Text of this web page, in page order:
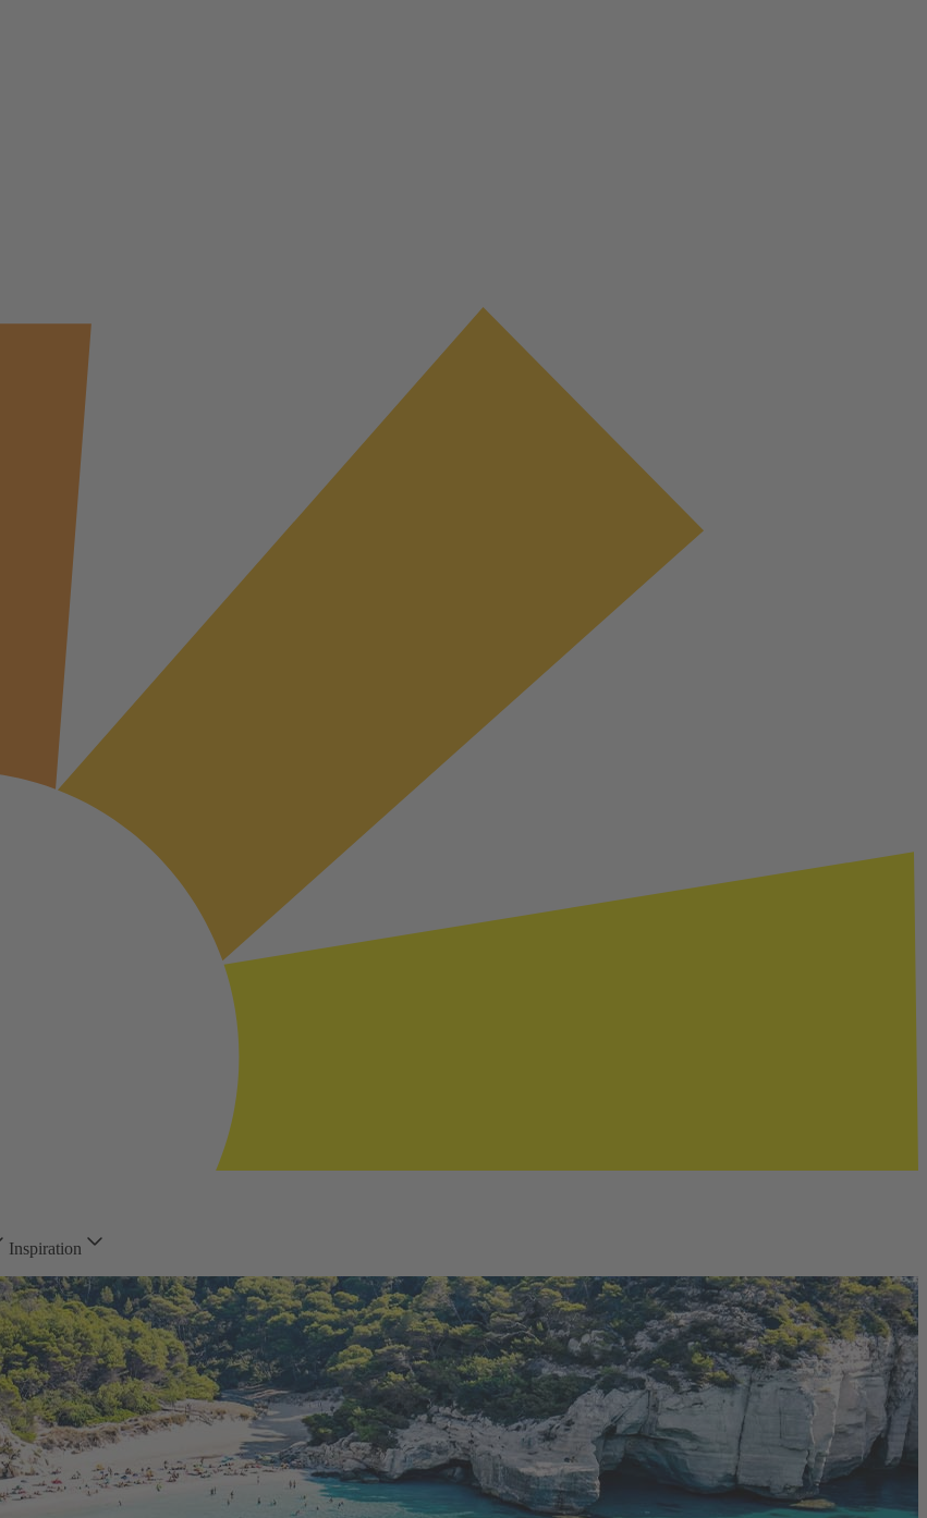
Inspiration